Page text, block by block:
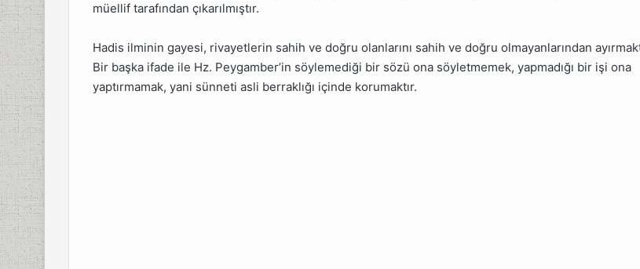
mı?
müellif tarafından çıkarılmıştır.
Hadis ilminin gayesi, rivayetlerin sahih ve doğru olanlarını sahih ve doğru olmayanlarından
Bir başka ifade ile Hz. Peygamber’in söylemediği bir sözü ona söyletmemek, yapmadığı bir işi ona
yaptırmamak, yani sünneti asli berraklığı içinde korumaktır.